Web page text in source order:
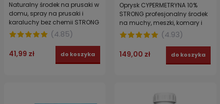
Naturalny środek na prusaki w
domu, spray na prusaki i
karaluchy bez chemii STRONG
NATURAL 1 l
(4.85)
41,99 zł do koszyka
Oprysk CYPERMETRYNA 10%
STRONG profesjonalny środek
na muchy, meszki, komary i
pająki 1 l
(4.93)
149,00 zł do koszyka